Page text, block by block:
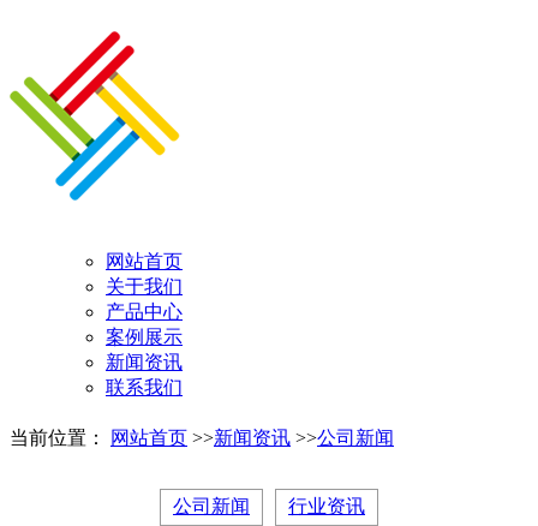
网站首页
关于我们
产品中心
案例展示
新闻资讯
联系我们
当前位置： 网站首页 >>新闻资讯 >>公司新闻
公司新闻 行业资讯